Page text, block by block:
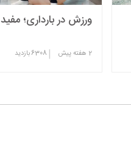
ورزش در بارداری؛
2 هفته پیش |
6308بازدید